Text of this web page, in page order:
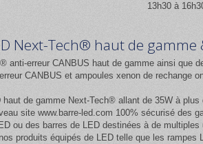
13h30 à
Next-Tech® haut de gamme
anti-erreur CANBUS haut de gamme ainsi
CANBUS et ampoules xenon de
haut de gamme Next-Tech® allant de 35W à
site www.barre-led.com 100% sécurisé des
ou des barres de LED destinées à de multiples
produits équipés de LED telle que les